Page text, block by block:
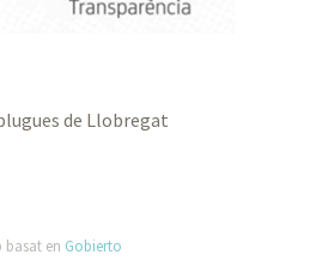
de Llobregat
basat en Gobierto